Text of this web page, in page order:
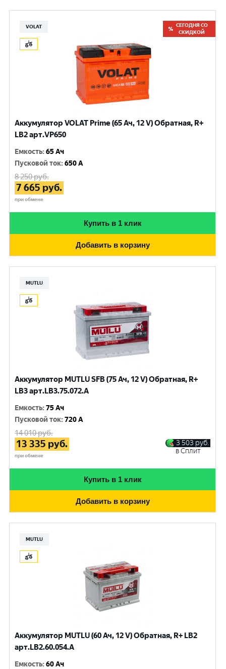
VOLAT
СЕГОДНЯ СО
СКИДКОЙ
Аккумулятор VOLAT Prime (65 Ач, 12 V) Обратная, R+
LB2 арт.VP650
Емкость:65 Ач
Пусковой ток:650 A
8 250руб.
7 665 руб.
при обмене
Купить в 1 клик
Добавить в корзину
MUTLU
Аккумулятор MUTLU SFB (75 Ач, 12 V) Обратная, R+
LB3 арт.LВ3.75.072.A
Емкость:75 Ач
Пусковой ток:720 A
14 010руб.
13 335 руб.
при обмене
3 503 руб.
в Сплит
Купить в 1 клик
Добавить в корзину
MUTLU
Аккумулятор MUTLU (60 Ач, 12 V) Обратная, R+ LB2
арт.LB2.60.054.A
Емкость:60 Ач